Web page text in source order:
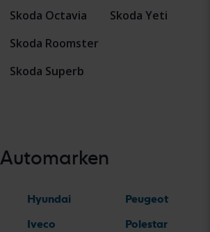
Skoda Octavia
Skoda Roomster
Skoda Superb
Skoda Yeti
Automarken
Hyundai
Iveco
Peugeot
Polestar